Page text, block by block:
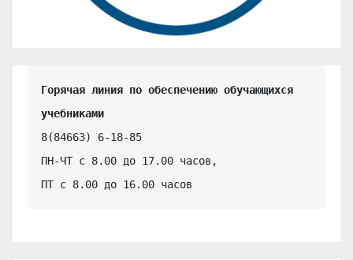
Горячая линия по обеспечению обучающихся
учебниками
8(84663) 6-18-85
ПН-ЧТ с 8.00 до 17.00 часов,
ПТ с 8.00 до 16.00 часов